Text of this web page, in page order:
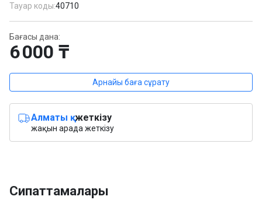
Тауар коды:40710
Бағасы дана:
6 000 ₸
Арнайы баға сұрату
Алматы қ.жеткізу
жақын арада жеткізу
Сипаттамалары